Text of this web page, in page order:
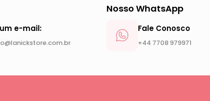
e-mail:
Nosso WhatsApp
Fale Conosco
+44 7708 979971